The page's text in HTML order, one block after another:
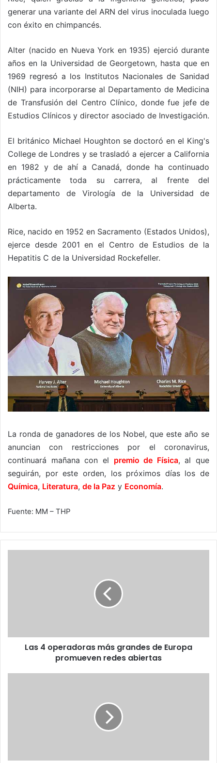
generar una variante del ARN del virus inoculada luego
con éxito en chimpancés.
Alter (nacido en Nueva York en 1935) ejerció durante
años en la Universidad de Georgetown, hasta que en
1969 regresó a los Institutos Nacionales de Sanidad
(NIH) para incorporarse al Departamento de Medicina
de Transfusión del Centro Clínico, donde fue jefe de
Estudios Clínicos y director asociado de Investigación.
El británico Michael Houghton se doctoró en el King's
College de Londres y se trasladó a ejercer a California
en 1982 y de ahí a Canadá, donde ha continuado
prácticamente toda su carrera, al frente del
departamento de Virología de la Universidad de
Alberta.
Rice, nacido en 1952 en Sacramento (Estados Unidos),
ejerce desde 2001 en el Centro de Estudios de la
Hepatitis C de la Universidad Rockefeller.
La ronda de ganadores de los Nobel, que este año se
anuncian con restricciones por el coronavirus,
continuará mañana con el premio de Física, al que
seguirán, por este orden, los próximos días los de
Química, Literatura, de la Paz y Economía.
Fuente: MM – THP
redes
abiertasLas 4 operadoras más grandes de Europa
promueven redes abiertas
negros